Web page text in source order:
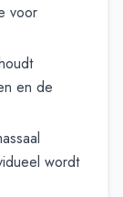
voor
en de
wordt